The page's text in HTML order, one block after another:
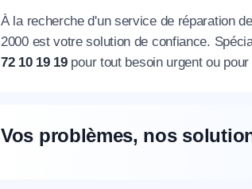
À la recherche d'un service de réparation
2000 est votre solution de confiance.
72 10 19 19pour tout besoin urgent ou pour
Vos problèmes, nos